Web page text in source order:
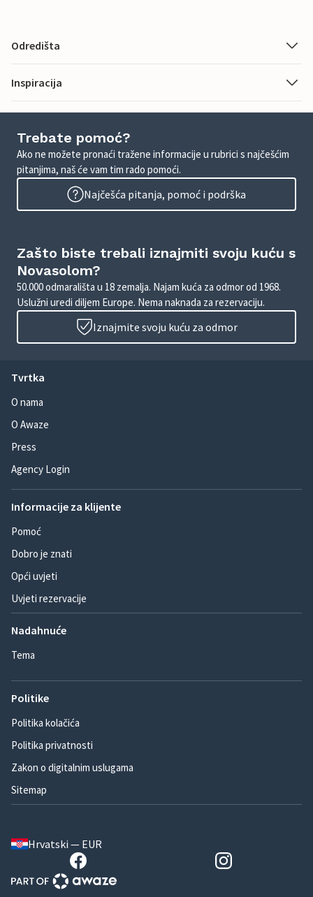
Odredišta
Inspiracija
Trebate pomoć?
Ako ne možete pronaći tražene informacije u rubrici s najčešćim
pitanjima, naš će vam tim rado pomoći.
Najčešća pitanja, pomoć i podrška
Zašto biste trebali iznajmiti svoju kuću s
Novasolom?
50.000 odmarališta u 18 zemalja. Najam kuća za odmor od 1968.
Uslužni uredi diljem Europe. Nema naknada za rezervaciju.
Iznajmite svoju kuću za odmor
Tvrtka
O nama
O Awaze
Press
Agency Login
Informacije za klijente
Pomoć
Dobro je znati
Opći uvjeti
Uvjeti rezervacije
Nadahnuće
Tema
Politike
Politika kolačića
Politika privatnosti
Zakon o digitalnim uslugama
Sitemap
Hrvatski — EUR